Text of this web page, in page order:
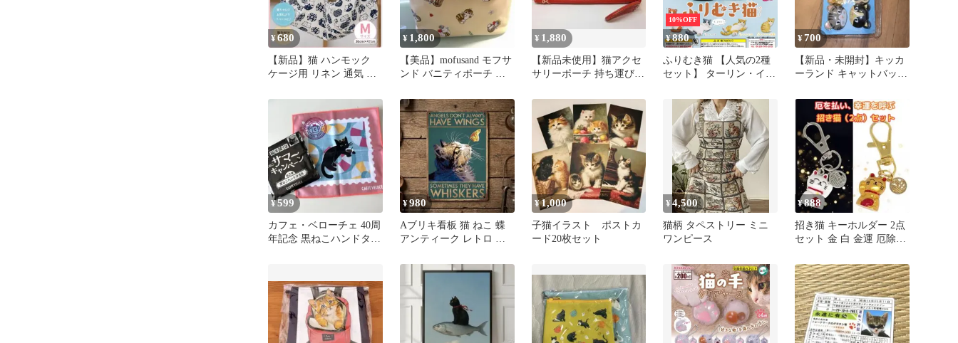
¥680
【新品】猫 ハンモック
ケージ用 リネン 通気 ペ
¥ 1,800
【美品】mofusand モフサ
ンド バニティポーチ い
¥ 1,880
【新品未使用】猫アクセ
サリーポーチ 持ち運び
10%OFF
¥880
ふりむき猫 【人気の2種
セット】 ターリン・イン
ッズ フィギュア ミケ グ
レーシロ ガチャガチャ
カプセルトイ 即納 在庫
品 送料無料 追跡あり
¥700
【新品・未開封】キッカ
ーランド キャットバッグ
¥ 599
カフェ・ベローチェ 40周
年記念 黒ねこハンドタオ
¥980
Aブリキ看板 猫 ねこ 蝶
アンティーク レトロ 雑
好
¥1,000
子猫イラスト ポストカ
ード20枚セット
¥4,500
猫柄 タペストリー ミニ
ワンピース
¥888
招き猫 キーホルダー 2点
セット 金 白 金運 厄除け